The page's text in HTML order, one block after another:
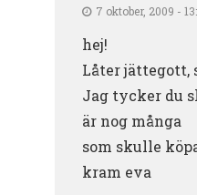
7 oktober, 2009 -
hej!
Låter jättegott,
Jag tycker du
är nog många
som skulle
kram eva